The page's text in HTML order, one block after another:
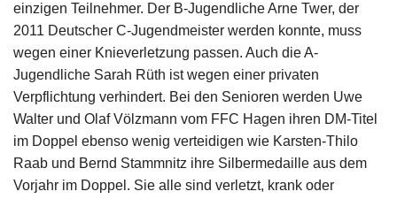
einzigen Teilnehmer. Der B-Jugendliche Arne Twer, der
2011 Deutscher C-Jugendmeister werden konnte, muss
wegen einer Knieverletzung passen. Auch die A-
Jugendliche Sarah Rüth ist wegen einer privaten
Verpflichtung verhindert. Bei den Senioren werden Uwe
Walter und Olaf Völzmann vom FFC Hagen ihren DM-Titel
im Doppel ebenso wenig verteidigen wie Karsten-Thilo
Raab und Bernd Stammnitz ihre Silbermedaille aus dem
Vorjahr im Doppel. Sie alle sind verletzt, krank oder